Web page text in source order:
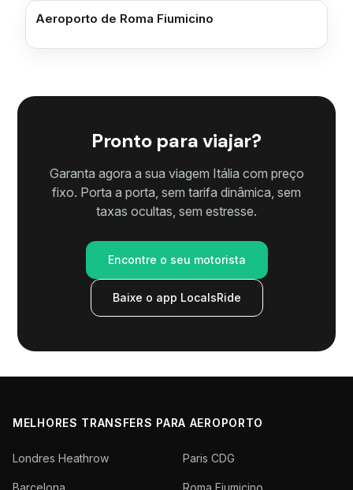
Aeroporto de Roma Fiumicino
Pronto para viajar?
Garanta agora a sua viagem Itália com preço
fixo. Porta a porta, sem tarifa dinâmica, sem
taxas ocultas, sem estresse.
Encontre o seu motorista
Baixe o app LocalsRide
MELHORES TRANSFERS PARA AEROPORTO
Londres Heathrow Paris CDG
Barcelona Roma Fiumicino